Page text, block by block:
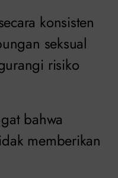
konsisten
seksual
risiko
bahwa
memberikan